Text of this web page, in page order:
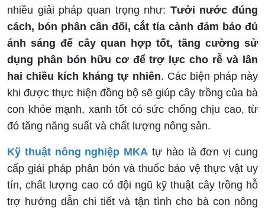
nhiều giải pháp quan trọng như: Tưới nước đúng
cách, bón phân cân đối, cắt tỉa cành đảm bảo đủ
ánh sáng để cây quan hợp tốt, tăng cường sử
dụng phân bón hữu cơ để trợ lực cho rễ và lân
hai chiều kích kháng tự nhiên. Các biện pháp này
khi được thực hiện đồng bộ sẽ giúp cây trồng của bà
con khỏe mạnh, xanh tốt có sức chống chịu cao, từ
đó tăng năng suất và chất lượng nông sản.
Kỹ thuật nông nghiệp MKA tự hào là đơn vị cung
cấp giải pháp phân bón và thuốc bảo vệ thực vật uy
tín, chất lượng cao có đội ngũ kỹ thuật cây trồng hỗ
trợ hướng dẫn chi tiết và tận tình cho bà con nông